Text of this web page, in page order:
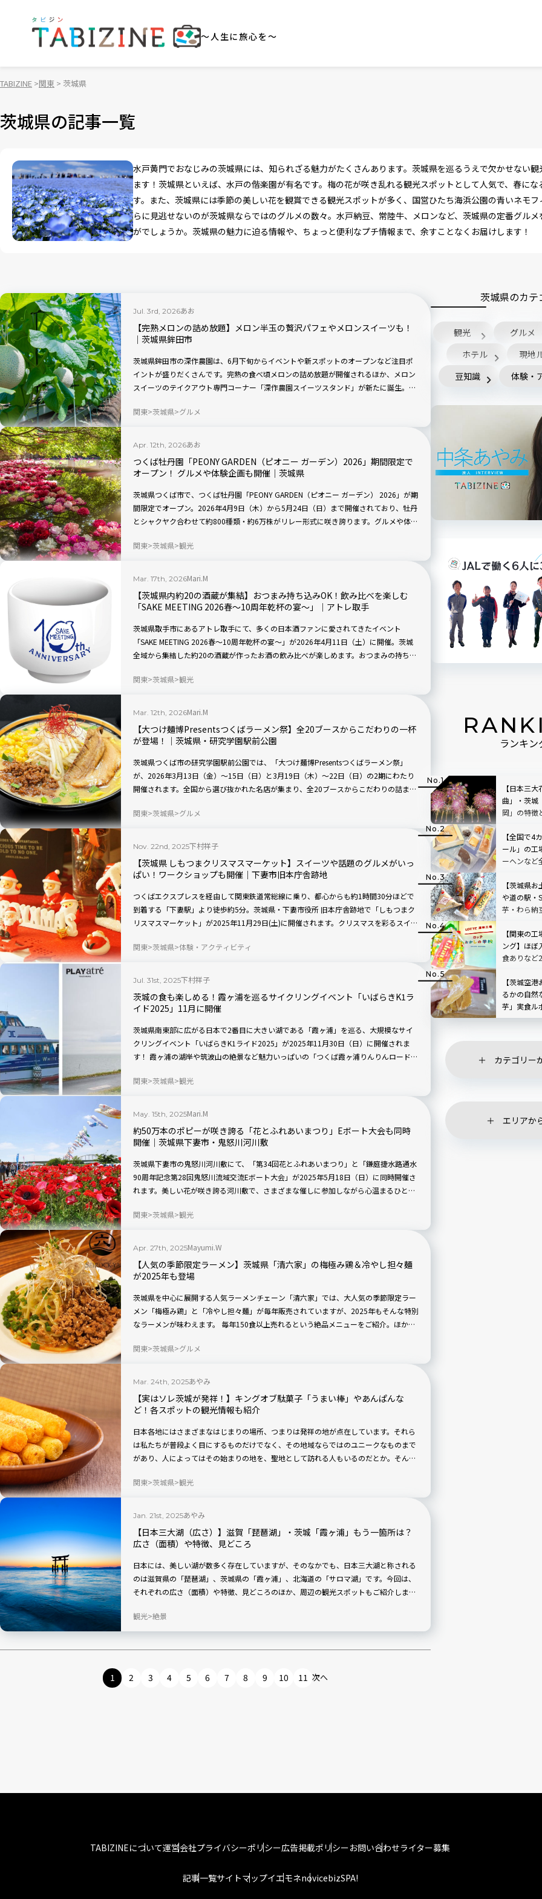
～人生に旅心を～
TABIZINE 関東 茨城県
茨城県の記事一覧
水戸黄門でおなじみの茨城県には、知られざる魅力がたくさんあります。茨城県を巡るうえで欠かせない
ます！茨城県といえば、水戸の偕楽園が有名です。梅の花が咲き乱れる観光スポットとして人気で、春に
す。また、茨城県には季節の美しい花を観賞できる観光スポットが多く、国営ひたち海浜公園の青いネモ
らに見逃せないのが茨城県ならではのグルメの数々。水戸納豆、常陸牛、メロンなど、茨城県の定番グル
がでしょうか。茨城県の魅力に迫る情報や、ちょっと便利なプチ情報まで、余すことなくお届けします！
Jul. 3rd, 2026あお
【完熟メロンの詰め放題】メロン半玉の贅沢パフェやメロンスイーツも！
｜茨城県鉾田市
茨城県鉾田市の深作農園は、6月下旬からイベントや新スポットのオープンなど注目ポ
イントが盛りだくさんです。完熟の食べ頃メロンの詰め放題が開催されるほか、メロン
スイーツのテイクアウト専門コーナー「深作農園スイーツスタンド」が新たに誕生。メ
関東 茨城県 グルメ
Apr. 12th, 2026あお
つくば牡丹園「PEONY GARDEN（ピオニー ガーデン）2026」期間限定で
オープン！ グルメや体験企画も開催｜茨城県
茨城県つくば市で、つくば牡丹園「PEONY GARDEN（ピオニー ガーデン） 2026」が期
間限定でオープン。2026年4月9日（木）から5月24日（日）まで開催されており、牡丹
とシャクヤク合わせて約800種類・約6万株がリレー形式に咲き誇ります。グルメや体験
関東 茨城県 観光
Mar. 17th, 2026Mari.M
【茨城県内約20の酒蔵が集結】おつまみ持ち込みOK！飲み比べを楽しむ
「SAKE MEETING 2026春～10周年乾杯の宴～」｜アトレ取手
茨城県取手市にあるアトレ取手にて、多くの日本酒ファンに愛されてきたイベント
「SAKE MEETING 2026春～10周年乾杯の宴～」が2026年4月11日（土）に開催。茨城
全域から集結した約20の酒蔵が作ったお酒の飲み比べが楽しめます。おつまみの持ち込
く！
関東 茨城県 観光
Mar. 12th, 2026Mari.M
【大つけ麺博Presentsつくばラーメン祭】全20ブースからこだわりの一杯
が登場！｜茨城県・研究学園駅前公園
茨城県つくば市の研究学園駅前公園では、「大つけ麺博Presentsつくばラーメン祭」
が、2026年3月13日（金）～15日（日）と3月19日（木）～22日（日）の2期にわたり
開催されます。全国から選び抜かれた名店が集まり、全20ブースからこだわりの詰まっ
関東 茨城県 グルメ
Nov. 22nd, 2025下村祥子
【茨城県 しもつまクリスマスマーケット】スイーツや話題のグルメがいっ
ぱい！ワークショップも開催｜下妻市旧本庁舎跡地
つくばエクスプレスを経由して関東鉄道常総線に乗り、都心からも約1時間30分ほどで
到着する「下妻駅」より徒歩約5分。茨城県・下妻市役所 旧本庁舎跡地で「しもつまク
リスマスマーケット」が2025年11月29日(土)に開催されます。クリスマスを彩るスイー
できるワークショップや、地元の吹奏楽部によるクリスマスコンサートも行われます
関東 茨城県 体験・アクティビティ
Jul. 31st, 2025下村祥子
茨城の食も楽しめる！霞ヶ浦を巡るサイクリングイベント「いばらきK1ラ
イド2025」11月に開催
茨城県南東部に広がる日本で2番目に大きい湖である「霞ヶ浦」を巡る、大規模なサイ
クリングイベント「いばらきK1ライド2025」が2025年11月30日（日）に開催されま
す！ 霞ヶ浦の湖岸や筑波山の絶景など魅力いっぱいの「つくば霞ヶ浦りんりんロード」
幅広いジャンルのコースが楽しめる、ライト層にもうれしいサイクリングイベントで
関東 茨城県 観光
May. 15th, 2025Mari.M
約50万本のポピーが咲き誇る「花とふれあいまつり」Eボート大会も同時
開催｜茨城県下妻市・鬼怒川河川敷
茨城県下妻市の鬼怒川河川敷にて、「第34回花とふれあいまつり」と「鎌庭捷水路通水
90周年記念第28回鬼怒川流域交流Eボート大会」が2025年5月18日（日）に同時開催さ
れます。美しい花が咲き誇る河川敷で、さまざまな催しに参加しながら心温まるひとと
関東 茨城県 観光
Apr. 27th, 2025Mayumi.W
【人気の季節限定ラーメン】茨城県「清六家」の梅極み鶏＆冷やし担々麺
が2025年も登場
茨城県を中心に展開する人気ラーメンチェーン「清六家」では、大人気の季節限定ラー
メン「梅極み鶏」と「冷やし担々麺」が毎年販売されていますが、2025年もそんな特別
なラーメンが味わえます。 毎年150食以上売れるという絶品メニューをご紹介。ほかの
う！
関東 茨城県 グルメ
Mar. 24th, 2025あやみ
【実はソレ茨城が発祥！】キングオブ駄菓子「うまい棒」やあんぱんな
ど！各スポットの観光情報も紹介
日本各地にはさまざまなはじまりの場所、つまりは発祥の地が点在しています。それら
は私たちが普段よく目にするものだけでなく、その地域ならではのユニークなものまで
があり、人によってはその始まりの地を、聖地として訪れる人もいるのだとか。そんな
関東 茨城県 観光
Jan. 21st, 2025あやみ
【日本三大湖（広さ）】滋賀「琵琶湖」・茨城「霞ヶ浦」もう一箇所は？
広さ（面積）や特徴、見どころ
日本には、美しい湖が数多く存在していますが、そのなかでも、日本三大湖と称される
のは滋賀県の「琵琶湖」、茨城県の「霞ヶ浦」、北海道の「サロマ湖」です。今回は、
それぞれの広さ（面積）や特徴、見どころのほか、周辺の観光スポットもご紹介しま
観光 絶景
1 2 3 4 5 6 7 8 9 10 11 次へ
茨城県のカテ
観光
グルメ
ホテル
現地
豆知識
体験・
ランキン
【日本三
曲」・茨城
岡」の特徴
【全国で4
ール」の工
ーヘンなど
【茨城県
や道の駅・
芋・わら納
【関東の
ング】ほぼ
食ありなど
【茨城空
るかの自然
芋」実食ル
カテゴリー
エリアか
TABIZINEについて運営会社プライバシーポリシー広告掲載ポリシーお問い合わせライター募集
記事一覧サイトマップイエモネnovicebizSPA!